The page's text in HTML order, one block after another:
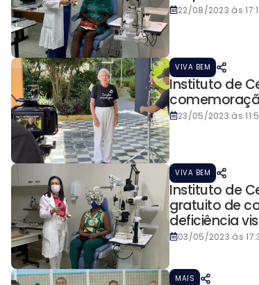
22/08/2023 às
VIVA BEM
Instituto de
23/05/2023 às
VIVA BEM
Instituto de
gratuito de
deficiência
03/05/2023 às
MAIS